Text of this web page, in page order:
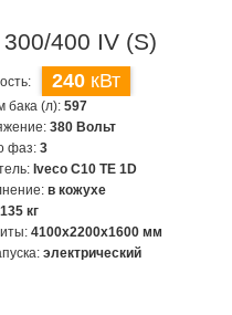
400 IV (S)
240 кВт
бака (л):597
380 Вольт
фаз:3
Iveco C10 TE 1D
в кожухе
кг
4100x2200x1600 мм
электрический